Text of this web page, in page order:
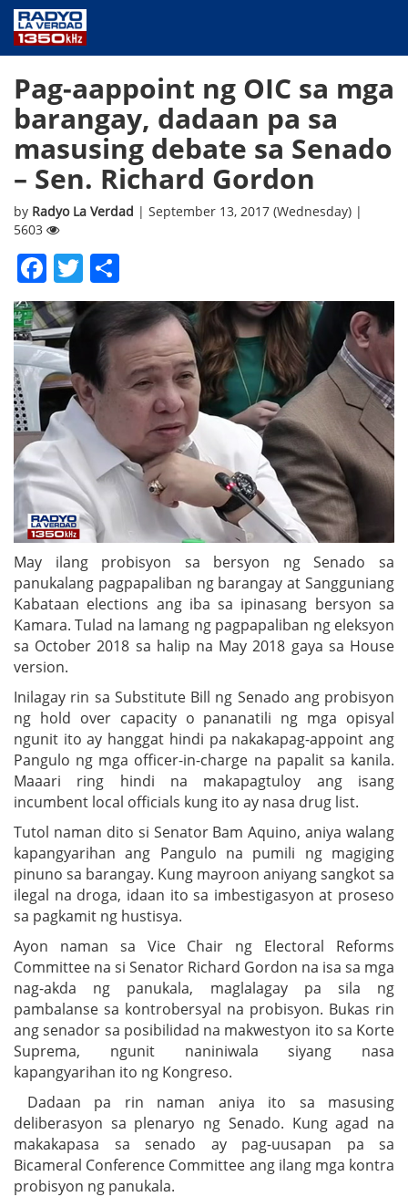
PUBLIC SERVICE
ANNOUNCEMENTS
PROGRAMS
ABOUT
Pag-aappoint ng OIC sa mga
barangay, dadaan pa sa
masusing debate sa Senado
– Sen. Richard Gordon
by Radyo La Verdad | September 13, 2017 (Wednesday) |
5603
Facebook
Twitter
May ilang probisyon sa bersyon ng Senado sa
panukalang pagpapaliban ng barangay at Sangguniang
Kabataan elections ang iba sa ipinasang bersyon sa
Kamara. Tulad na lamang ng pagpapaliban ng eleksyon
sa October 2018 sa halip na May 2018 gaya sa House
version.
Inilagay rin sa Substitute Bill ng Senado ang probisyon
ng hold over capacity o pananatili ng mga opisyal
ngunit ito ay hanggat hindi pa nakakapag-appoint ang
Pangulo ng mga officer-in-charge na papalit sa kanila.
Maaari ring hindi na makapagtuloy ang isang
incumbent local officials kung ito ay nasa drug list.
Tutol naman dito si Senator Bam Aquino, aniya walang
kapangyarihan ang Pangulo na pumili ng magiging
pinuno sa barangay. Kung mayroon aniyang sangkot sa
ilegal na droga, idaan ito sa imbestigasyon at proseso
sa pagkamit ng hustisya.
Ayon naman sa Vice Chair ng Electoral Reforms
Committee na si Senator Richard Gordon na isa sa mga
nag-akda ng panukala, maglalagay pa sila ng
pambalanse sa kontrobersyal na probisyon. Bukas rin
ang senador sa posibilidad na makwestyon ito sa Korte
Suprema, ngunit naniniwala siyang nasa
kapangyarihan ito ng Kongreso.
Dadaan pa rin naman aniya ito sa masusing
deliberasyon sa plenaryo ng Senado. Kung agad na
makakapasa sa senado ay pag-uusapan pa sa
Bicameral Conference Committee ang ilang mga kontra
probisyon ng panukala.